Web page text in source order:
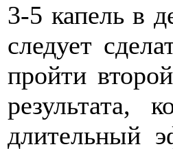
3-5 капель в
следует
пройти
результата,
длительный